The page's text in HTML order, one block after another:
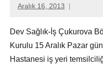
Aralık 16, 2013
Aksu
Dev Sağlık-İş Çukurova
Kurulu 15 Aralık Pazar
Hastanesi iş yeri